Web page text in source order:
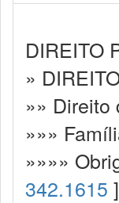
DIREITO
»
»» Direito
»»»
»»»»
342.1615 ]